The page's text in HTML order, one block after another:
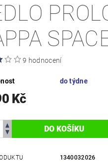
9 hodnocení
do týdne
Kč
1340032026